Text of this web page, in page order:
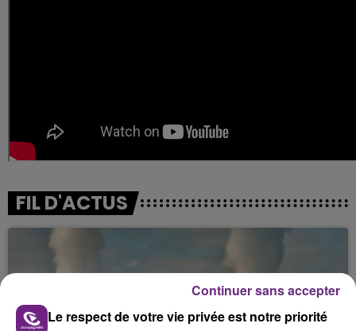
FIL D'ACTUS
Le respect de votre vie privée est notre priorité
Continuer sans accepter